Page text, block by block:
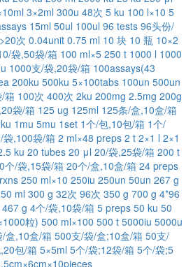
3×2ml 300u 48次 5 ku 100 l×10 5
15ml 50ul 100ul 96 tests 96头份/
>20次 0.04unit 0.75 ml 10 块 10 瓶 10×2
袋,50袋/箱 100 ml×5 250 t 1000 l 1000
1000支/袋,20袋/箱 100assays(43
200ku 500ku 5×100tabs 100un 500un
箱 100次 400次 2ku 200mg 2.5mg 200g
袋/箱 125 ug 125ml 125条/盒,10盒/箱
1mu 5mu 1set 1个/包,10包/箱 1个/
袋,100袋/箱 2 ml×48 preps 2 t 2×1 l 2×1
ku 20 tubes 20 μl 20/袋,25袋/箱 200 t
个/袋,15袋/箱 20个/盒,10盒/箱 24 preps
250 ml×10 250iu 250un 50un 267 g
ml 300 g 32次 96次 350 g 700 g 4*96
467 g 4个/袋,10袋/箱 5 preps 50 ku 50
粒) 500 ml×100 500 t 5000iu 5000u
盒,10盒/箱500支/袋/盒;10盒/箱 50支/
包/箱 5×5ml 5个/袋;12袋/箱 5个/袋;5